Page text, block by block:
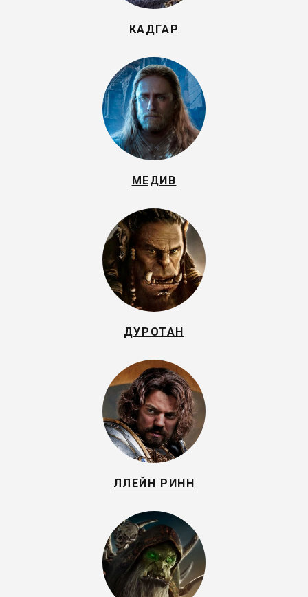
КАДГАР
МЕДИВ
ДУРОТАН
ЛЛЕЙН РИНН